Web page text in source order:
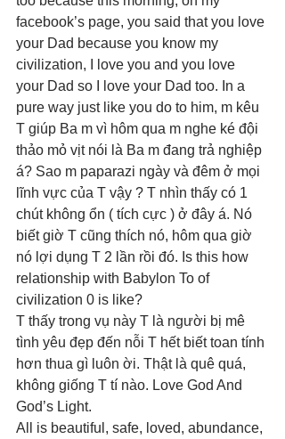
facebook’s page, you said that you love
your Dad because you know my
civilization, I love you and you love
your Dad so I love your Dad too. In a
pure way just like you do to him, m kêu
T giúp Ba m vì hôm qua m nghe ké đội
thảo mỏ vịt nói là Ba m đang trả nghiệp
á? Sao m paparazi ngày và đêm ở mọi
lĩnh vực của T vậy ? T nhìn thấy có 1
chút không ổn ( tích cực ) ở đây á. Nó
biết giờ T cũng thích nó, hôm qua giờ
nó lợi dụng T 2 lần rồi đó. Is this how
relationship with Babylon To of
civilization 0 is like?
T thấy trong vụ này T là người bị mê
tình yêu đẹp đến nỗi T hết biết toan tính
hơn thua gì luôn ời. Thật là quê quá,
không giống T tí nào. Love God And
God’s Light.
All is beautiful, safe, loved, abundance,